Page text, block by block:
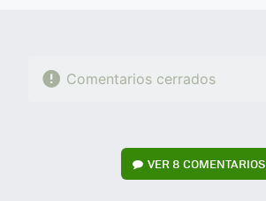
Comentarios cerrados
VER8 COMENTARIOS